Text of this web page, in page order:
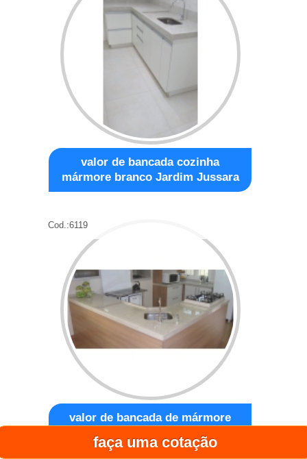
faça uma cotação
valor de bancada cozinha
mármore branco Jardim Jussara
Cod.:6119
valor de bancada de mármore
branco Vila Cristina